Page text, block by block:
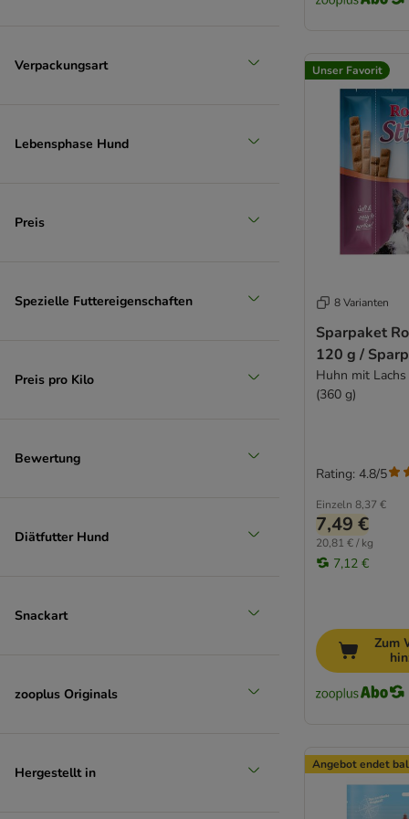
Verpackungsart
Lebensphase Hund
Preis
Spezielle Futtereigenschaften
Preis pro Kilo
Bewertung
Diätfutter Hund
Snackart
zooplus Originals
Hergestellt in
Unser Favorit
8 Varianten
Sparpaket
120 g /
Huhn mit
(360 g)
Einzeln 8,37 €
7,49 €
20,81 € / kg
7,12 €
Rating: 4.8/5
Zum
Angebot endet